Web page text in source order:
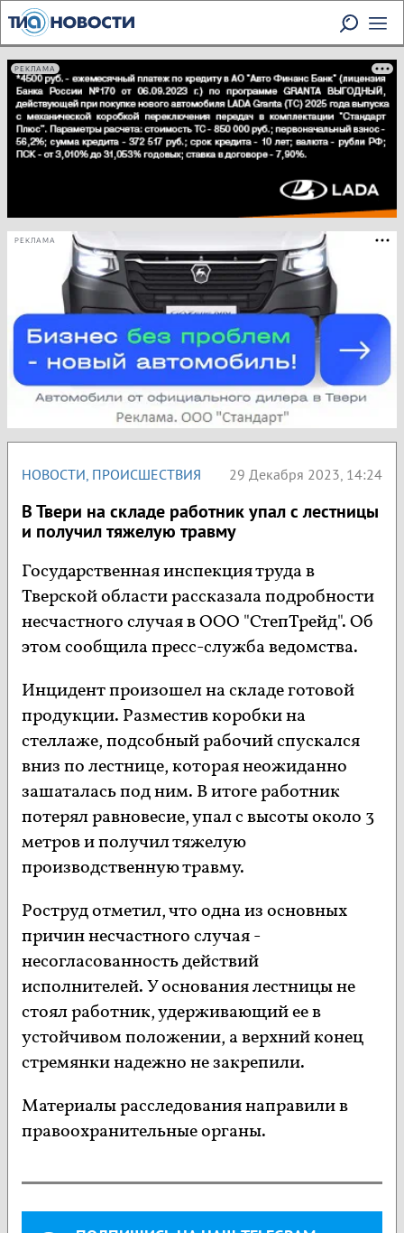
РЕКЛАМА
РЕКЛАМА
НОВОСТИ, ПРОИСШЕСТВИЯ 29 Декабря 2023, 14:24
В Твери на складе работник упал с лестницы
и получил тяжелую травму
Государственная инспекция труда в
Тверской области рассказала подробности
несчастного случая в ООО "СтепТрейд". Об
этом сообщила пресс-служба ведомства.
Инцидент произошел на складе готовой
продукции. Разместив коробки на
стеллаже, подсобный рабочий спускался
вниз по лестнице, которая неожиданно
зашаталась под ним. В итоге работник
потерял равновесие, упал с высоты около 3
метров и получил тяжелую
производственную травму.
Роструд отметил, что одна из основных
причин несчастного случая -
несогласованность действий
исполнителей. У основания лестницы не
стоял работник, удерживающий ее в
устойчивом положении, а верхний конец
стремянки надежно не закрепили.
Материалы расследования направили в
правоохранительные органы.